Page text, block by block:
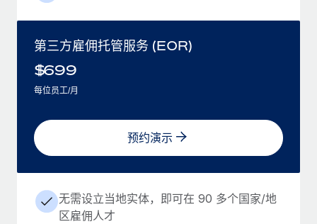
第三方雇佣托管服务 (EOR)
$699
每位员工/月
预约演示
无需设立当地实体，即可在 90 多个国家/地
区雇佣人才